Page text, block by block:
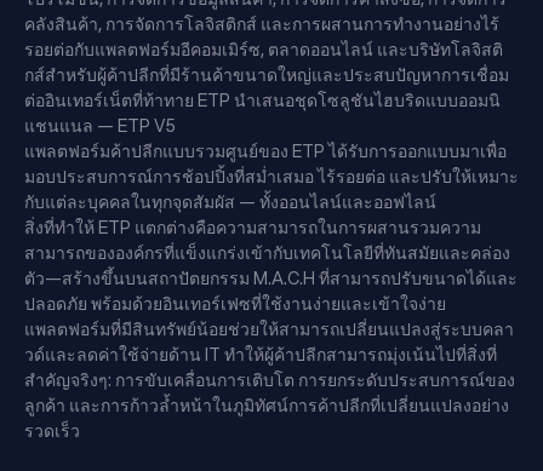
คลังสินค้า, การจัดการโลจิสติกส์ และการผสานการทำงานอย่างไร้
รอยต่อกับแพลตฟอร์มอีคอมเมิร์ซ, ตลาดออนไลน์ และบริษัทโลจิสติ
กส์สำหรับผู้ค้าปลีกที่มีร้านค้าขนาดใหญ่และประสบปัญหาการเชื่อม
ต่ออินเทอร์เน็ตที่ท้าทาย ETP นำเสนอชุดโซลูชันไฮบริดแบบออมนิ
แชนแนล — ETP V5
แพลตฟอร์มค้าปลีกแบบรวมศูนย์ของ ETP ได้รับการออกแบบมาเพื่อ
มอบประสบการณ์การช้อปปิ้งที่สม่ำเสมอ ไร้รอยต่อ และปรับให้เหมาะ
กับแต่ละบุคคลในทุกจุดสัมผัส — ทั้งออนไลน์และออฟไลน์
สิ่งที่ทำให้ ETP แตกต่างคือความสามารถในการผสานรวมความ
สามารถขององค์กรที่แข็งแกร่งเข้ากับเทคโนโลยีที่ทันสมัยและคล่อง
ตัว—สร้างขึ้นบนสถาปัตยกรรม M.A.C.H ที่สามารถปรับขนาดได้และ
ปลอดภัย พร้อมด้วยอินเทอร์เฟซที่ใช้งานง่ายและเข้าใจง่าย
แพลตฟอร์มที่มีสินทรัพย์น้อยช่วยให้สามารถเปลี่ยนแปลงสู่ระบบคลา
วด์และลดค่าใช้จ่ายด้าน IT ทำให้ผู้ค้าปลีกสามารถมุ่งเน้นไปที่สิ่งที่
สำคัญจริงๆ: การขับเคลื่อนการเติบโต การยกระดับประสบการณ์ของ
ลูกค้า และการก้าวล้ำหน้าในภูมิทัศน์การค้าปลีกที่เปลี่ยนแปลงอย่าง
รวดเร็ว